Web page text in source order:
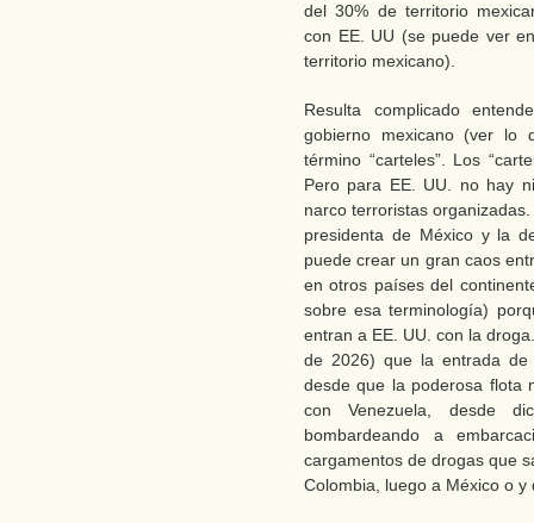
del 30% de territorio
con EE. UU (se puede ver
territorio mexicano).
Resulta complicado
gobierno mexicano (ver lo
término “carteles”. Los
Pero para EE. UU. no hay
narco terroristas
presidenta de México y la
puede crear un gran caos
en otros países del
sobre esa terminología)
entran a EE. UU. con la
de 2026) que la entrada
desde que la poderosa flota
con Venezuela, desde
bombardeando a
cargamentos de drogas que
Colombia, luego a México o